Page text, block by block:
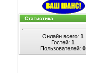
Статистика
Онлайн всего: 1
Гостей: 1
Пользователей: 0